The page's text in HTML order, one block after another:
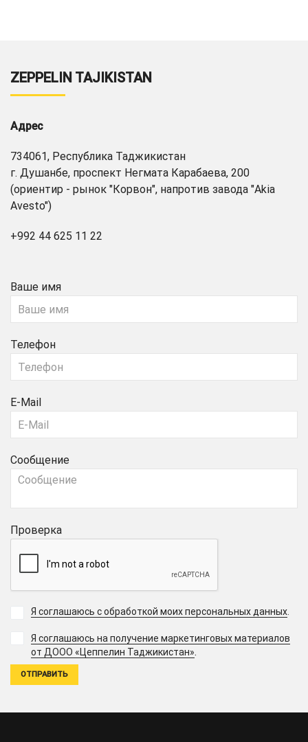
ZEPPELIN TAJIKISTAN
Адрес
734061, Республика Таджикистан
г. Душанбе, проспект Негмата Карабаева, 200
(ориентир - рынок "Корвон", напротив завода "Akia
Avesto")
+992 44 625 11 22
Ваше имя
Телефон
E-Mail
Сообщение
Проверка
Я соглашаюсь с обработкой моих персональных данных.
Я соглашаюсь на получение маркетинговых материалов
от ДООО «Цеппелин Таджикистан».